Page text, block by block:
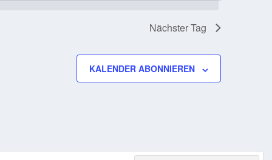
Nächster Tag
KALENDER ABONNIEREN